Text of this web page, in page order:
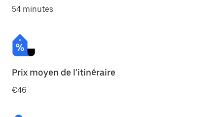
54 minutes
Prix moyen de l'itinéraire
€46